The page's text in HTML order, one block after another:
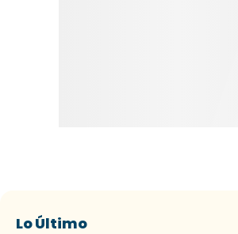
Lo Último